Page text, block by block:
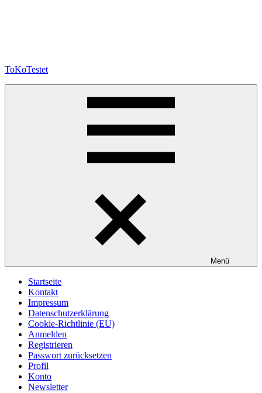
ToKoTestet
Menü
Startseite
Kontakt
Impressum
Datenschutzerklärung
Cookie-Richtlinie (EU)
Anmelden
Registrieren
Passwort zurücksetzen
Profil
Konto
Newsletter